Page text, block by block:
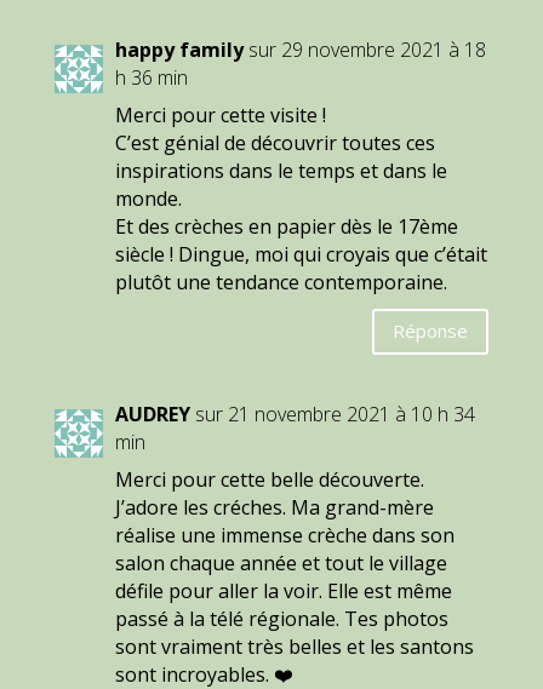
happy family sur 29 novembre 2021 à 18
h 36 min
Merci pour cette visite !
C’est génial de découvrir toutes ces
inspirations dans le temps et dans le
monde.
Et des crèches en papier dès le 17ème
siècle ! Dingue, moi qui croyais que c’était
plutôt une tendance contemporaine.
Réponse
AUDREY sur 21 novembre 2021 à 10 h 34
min
Merci pour cette belle découverte.
J’adore les créches. Ma grand-mère
réalise une immense crèche dans son
salon chaque année et tout le village
défile pour aller la voir. Elle est même
passé à la télé régionale. Tes photos
sont vraiment très belles et les santons
sont incroyables. ❤️